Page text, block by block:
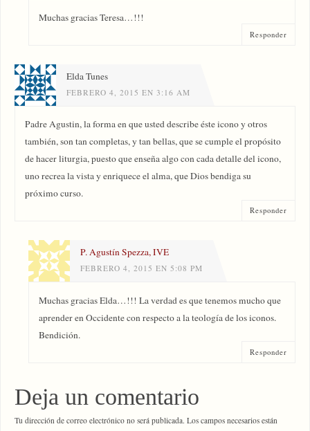
Muchas gracias Teresa…!!!
Responder
Elda Tunes
FEBRERO 4, 2015 EN 3:16 AM
Padre Agustin, la forma en que usted describe éste icono y otros
también, son tan completas, y tan bellas, que se cumple el propósito
de hacer liturgia, puesto que enseña algo con cada detalle del icono,
uno recrea la vista y enriquece el alma, que Dios bendiga su
próximo curso.
Responder
P. Agustín Spezza, IVE
FEBRERO 4, 2015 EN 5:08 PM
Muchas gracias Elda…!!! La verdad es que tenemos mucho que
aprender en Occidente con respecto a la teología de los iconos.
Bendición.
Responder
Deja un comentario
Tu dirección de correo electrónico no será publicada. Los campos necesarios están